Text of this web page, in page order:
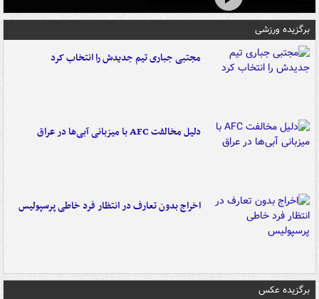
برگزیده ورزشی
مجتبی جباری تیم جدیدش را انتخاب کرد
دلیل مخالفت AFC با میزبانی آبی‌ها در عراق
اخراج بدون تعارف در انتظار فرد خاطی پرسپولیس
برگزیده عکس